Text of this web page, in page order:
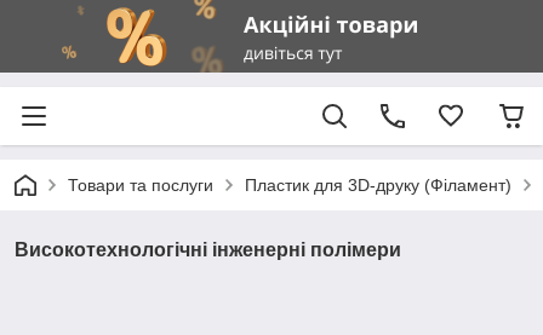
Товари та послуги Пластик для 3D-друку (Філамент)
Високотехнологічні інженерні полімери